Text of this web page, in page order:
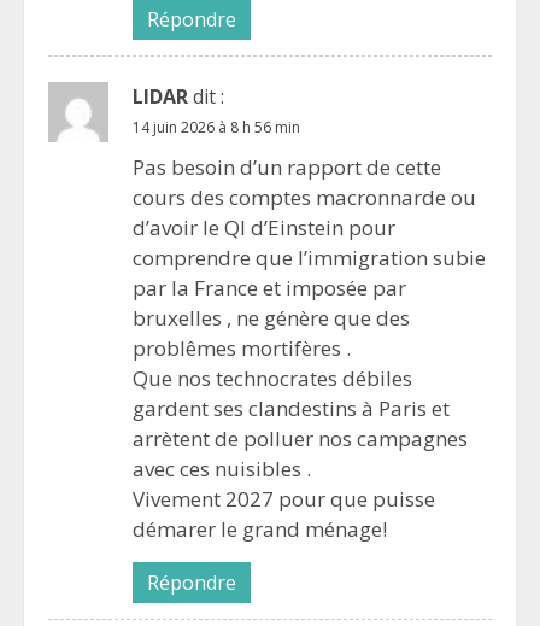
Répondre
LIDARdit :
14 juin 2026 à 8 h 56 min
Pas besoin d’un rapport de cette
cours des comptes macronnarde ou
d’avoir le QI d’Einstein pour
comprendre que l’immigration subie
par la France et imposée par
bruxelles , ne génère que des
problêmes mortifères .
Que nos technocrates débiles
gardent ses clandestins à Paris et
arrètent de polluer nos campagnes
avec ces nuisibles .
Vivement 2027 pour que puisse
démarer le grand ménage!
Répondre